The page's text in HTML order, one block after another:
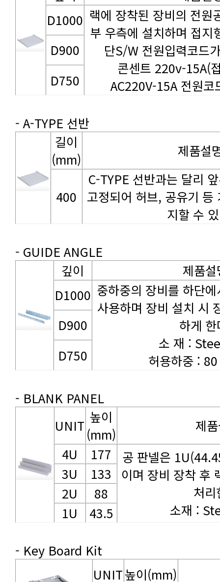
D1000
단S/W 전원입력코드
콘센트 220v-15A(
AC220V-15A 전원
D900
D750
- A-TYPE 선반
(mm) 제품설
400
지할 수
- GUIDE ANGLE
깊이
제품
D1000
하게
소 재 :
허용하중 :
D900
D750
- BLANK PANEL
UNIT(mm)
제
4U
177
처
소재 :
3U
133
2U
88
1U
43.5
- Key Board Kit
UNIT높이(mm)